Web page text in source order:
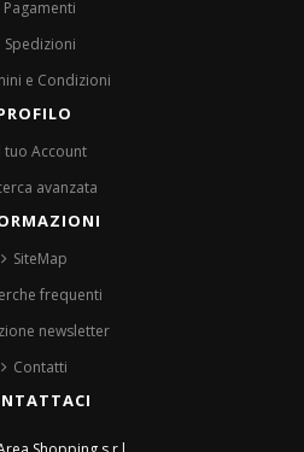
Pagamenti
Spedizioni
e Condizioni
tuo Account
avanzata
SiteMap
frequenti
newsletter
Contatti